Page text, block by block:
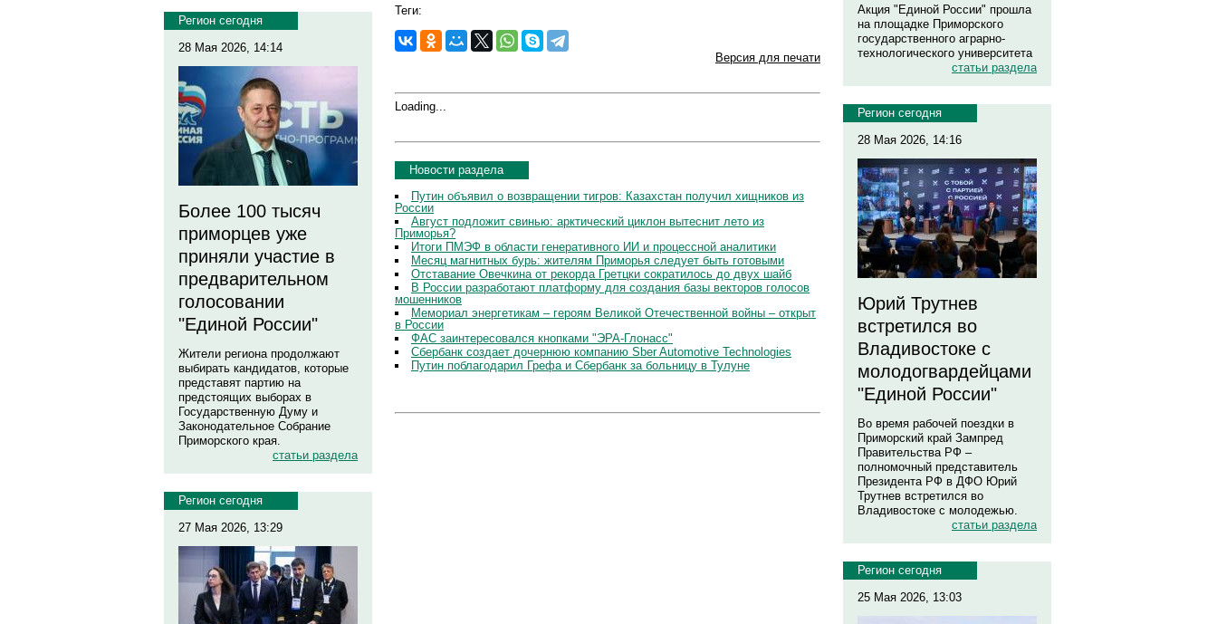
Регион сегодня
28 Мая 2026, 14:14
Более 100 тысяч
приморцев уже
приняли участие в
предварительном
голосовании
"Единой России"
Жители региона продолжают
выбирать кандидатов, которые
представят партию на
предстоящих выборах в
Государственную Думу и
Законодательное Собрание
Приморского края.
статьи раздела
Регион сегодня
27 Мая 2026, 13:29
Теги:
Версия для печати
Loading...
Новости раздела
Путин объявил о возвращении тигров: Казахстан получил хищников из
России
Август подложит свинью: арктический циклон вытеснит лето из
Приморья?
Итоги ПМЭФ в области генеративного ИИ и процессной аналитики
Месяц магнитных бурь: жителям Приморья следует быть готовыми
Отставание Овечкина от рекорда Гретцки сократилось до двух шайб
В России разработают платформу для создания базы векторов голосов
мошенников
Мемориал энергетикам – героям Великой Отечественной войны – открыт
в России
ФАС заинтересовался кнопками "ЭРА-Глонасс"
Сбербанк создает дочернюю компанию Sber Automotive Technologies
Путин поблагодарил Грефа и Сбербанк за больницу в Тулуне
Акция "Единой России" прошла
на площадке Приморского
государственного аграрно-
технологического университета
статьи раздела
Регион сегодня
28 Мая 2026, 14:16
Юрий Трутнев
встретился во
Владивостоке с
молодогвардейцами
"Единой России"
Во время рабочей поездки в
Приморский край Зампред
Правительства РФ –
полномочный представитель
Президента РФ в ДФО Юрий
Трутнев встретился во
Владивостоке с молодежью.
статьи раздела
Регион сегодня
25 Мая 2026, 13:03